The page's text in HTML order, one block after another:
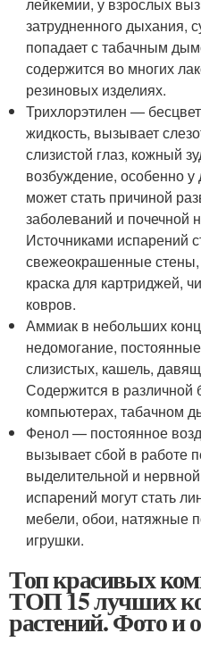
лейкемии, у взрослых
затрудненного дыхания,
попадает с табачным
содержится во многих
резиновых изделиях.
Трихлорэтилен —
жидкость, вызывает
слизистой глаз, кожный
возбуждение, особенно у
может стать причиной
заболеваний и почечной
Источниками испарений
свежеокрашенные
краска для картриджей,
ковров.
Аммиак в небольших
недомогание,
слизистых, кашель,
Содержится в различной
компьютерах, табачном
Фенол — постоянное
вызывает сбой в работе
выделительной и
испарений могут стать
мебели, обои, натяжные
игрушки.
Топ красивых
ТОП 15 лучших
растений. Фото и